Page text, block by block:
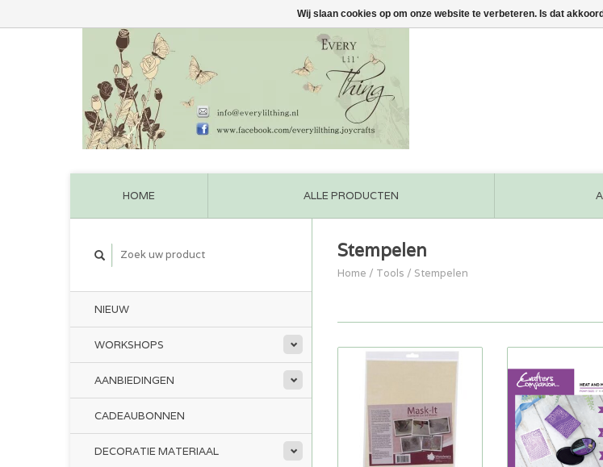
HOME ALLE PRODUCTEN
NIEUW
WORKSHOPS
AANBIEDINGEN
CADEAUBONNEN
DECORATIE MATERIAAL
Stempelen
Home / Tools / Stempelen
Wij slaan cookies op om onze website te verbeteren. Is dat